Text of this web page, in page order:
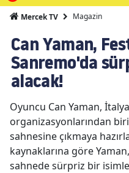
Mercek TV Magazin
Can Yaman,
Sanremo'da
alacak!
Oyuncu Can Yaman,
organizasyonlarından
sahnesine çıkmaya
kaynaklarına göre
sahnede sürpriz bir